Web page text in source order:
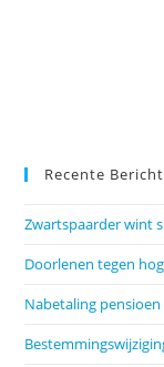
Recente
Zwartspaarder wint
Doorlenen tegen
Nabetaling